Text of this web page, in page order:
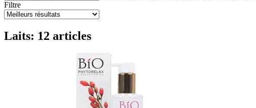
Filtre
Laits: 12 articles